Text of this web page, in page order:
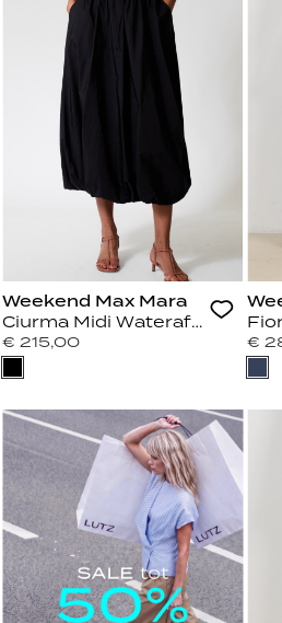
Weekend Max Mara
Ciurma Midi Waterafstotende
€ 215,00 €